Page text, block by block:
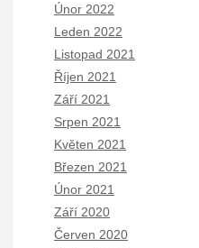
Únor 2022
Leden 2022
Listopad 2021
Říjen 2021
Září 2021
Srpen 2021
Květen 2021
Březen 2021
Únor 2021
Září 2020
Červen 2020